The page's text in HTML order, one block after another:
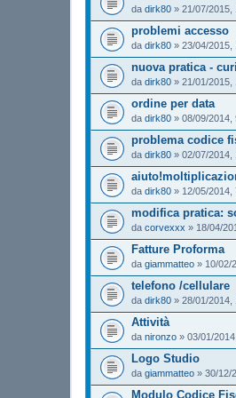
da dirk80 » 21/07/2015,
problemi accesso
da dirk80 » 23/04/2015,
nuova pratica -
da dirk80 » 21/01/2015,
ordine per data
da dirk80 » 08/09/2014,
problema codice
da dirk80 » 02/07/2014,
da dirk80 » 12/05/2014,
modifica pratica:
da corvexxx » 18/04/
Fatture Proforma
da giammatteo » 10/02/
telefono /cellulare
da dirk80 » 28/01/2014,
Attività
da nironzo » 03/01/
Logo Studio
da giammatteo » 30/12/
Modulo Codice